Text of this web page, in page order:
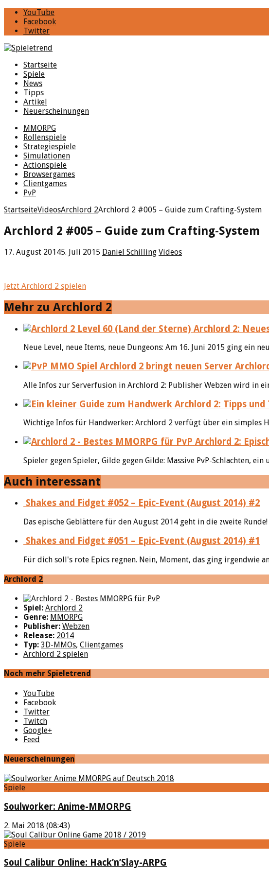
YouTube
Facebook
Twitter
Startseite
Spiele
News
Tipps
Artikel
Neuerscheinungen
MMORPG
Rollenspiele
Strategiespiele
Simulationen
Actionspiele
Browsergames
Clientgames
PvP
StartseiteVideosArchlord 2Archlord 2 #005 – Guide zum Crafting-System
Archlord 2 #005 – Guide zum Crafting-System
17. August 20145. Juli 2015 Daniel Schilling Videos
Jetzt Archlord 2 spielen
Mehr zu Archlord 2
Archlord 2:
Neue Level, neue Items, neue Dungeons: Am 16. Juni 2015 ging ein
Alle Infos zur Serverfusion in Archlord 2: Publisher Webzen wird in
Archlord 2: Tipps und
Wichtige Infos für Handwerker: Archlord 2 verfügt über ein simples
Archlord 2:
Spieler gegen Spieler, Gilde gegen Gilde: Massive PvP-Schlachten,
Auch interessant
Shakes and Fidget #052 – Epic-Event (August 2014) #2
Das epische Geblättere für den August 2014 geht in die zweite
Shakes and Fidget #051 – Epic-Event (August 2014) #1
Für dich soll's rote Epics regnen. Nein, Moment, das ging irgendwie
Archlord 2
Spiel: Archlord 2
Genre: MMORPG
Publisher: Webzen
Release: 2014
Typ: 3D-MMOs, Clientgames
Archlord 2 spielen
Noch mehr Spieletrend
YouTube
Facebook
Twitter
Twitch
Google+
Feed
Neuerscheinungen
Spiele
Soulworker: Anime-MMORPG
2. Mai 2018 (08:43)
Spiele
Soul Calibur Online: Hack’n’Slay-ARPG